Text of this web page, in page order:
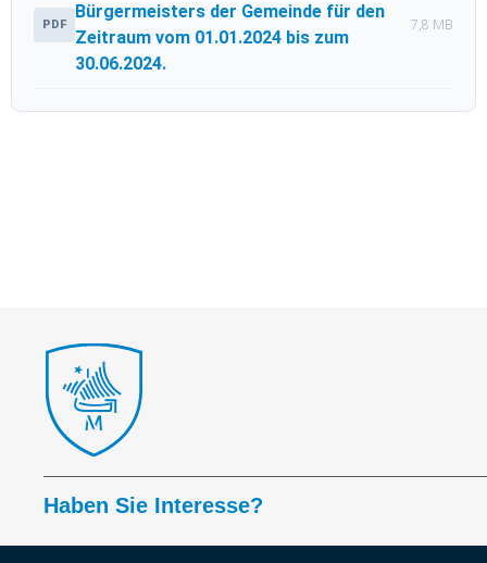
PDF
Bürgermeisters der Gemeinde für den
Zeitraum vom 01.01.2024 bis zum
30.06.2024.
7,8 MB
Haben Sie Interesse?